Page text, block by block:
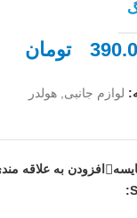
تومان
لوازم جانبی هولدر
افزودن به علاقه